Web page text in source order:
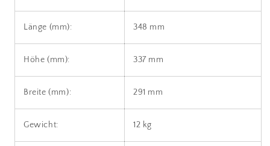
Länge (mm): 348 mm
Höhe (mm): 337 mm
Breite (mm): 291 mm
Gewicht: 12 kg